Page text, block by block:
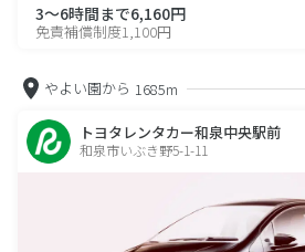
3～6時間まで6,160円
免責補償制度1,100円
やよい園から 1685m
トヨタレンタカー和泉中央駅前
和泉市いぶき野5-1-11